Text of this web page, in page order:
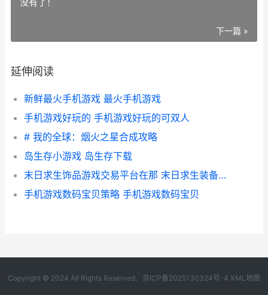
下一篇 »
延伸阅读
新鲜最火手机游戏 最火手机游戏
手机游戏好玩的 手机游戏好玩的可双人
# 我的全球：烟火之星合成攻略
岛生存小游戏 岛生存下载
末日求生饰品游戏交易平台在那 末日求生装备清单
手机游戏数码宝贝策略 手机游戏数码宝贝
Copyright © 2024 All Rights Reserved. 京ICP备2025130324号-4 XML地图